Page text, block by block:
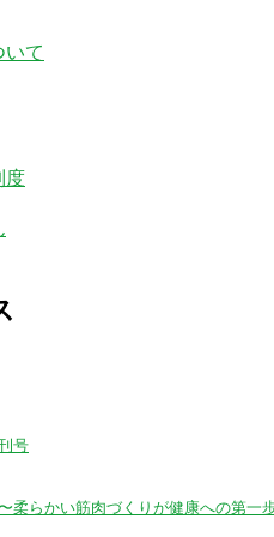
いて
度
号
柔らかい筋肉づくりが健康への第一